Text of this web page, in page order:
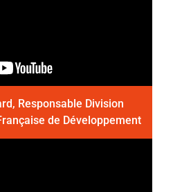
Responsable Division
de Développement